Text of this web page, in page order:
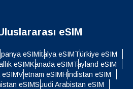
eSIM
eSIMİtalya eSIMTürkiye eSIM
eSIMKanada eSIMTayland eSIM
Vietnam eSIMHindistan eSIM
eSIMSuudi Arabistan eSIM